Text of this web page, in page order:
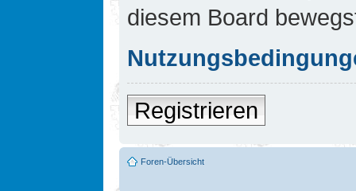
diesem Board
Registrieren
Foren-Übersicht